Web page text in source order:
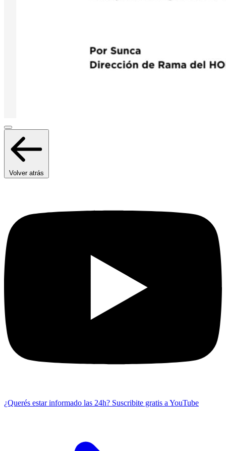
Volver atrás
¿Querés estar informado las 24h? Suscribite gratis a YouTube